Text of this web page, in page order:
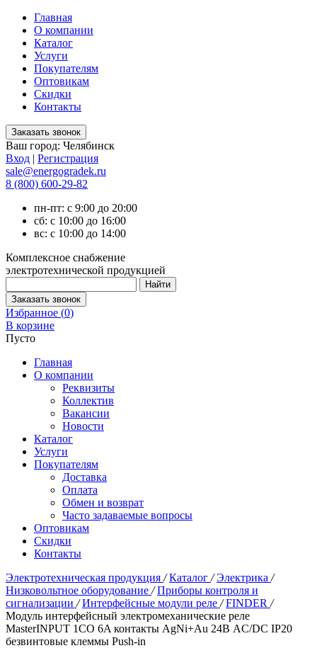
Главная
О компании
Каталог
Услуги
Покупателям
Оптовикам
Скидки
Контакты
Ваш город: Челябинск
Вход | Регистрация
sale@energogradek.ru
8 (800) 600-29-82
пн-пт: с 9:00 до 20:00
сб: с 10:00 до 16:00
вс: с 10:00 до 14:00
Комплексное снабжение
электротехнической продукцией
Избранное (0)
В корзине
Пусто
Главная
О компании
Реквизиты
Коллектив
Вакансии
Новости
Каталог
Услуги
Покупателям
Доставка
Оплата
Обмен и возврат
Часто задаваемые вопросы
Оптовикам
Скидки
Контакты
Электротехническая продукция / Каталог / Электрика /
Низковольтное оборудование / Приборы контроля и
сигнализации / Интерфейсные модули реле / FINDER /
Модуль интерфейсный электромеханические реле
MasterINPUT 1CO 6A контакты AgNi+Au 24В AC/DC IP20
безвинтовые клеммы Push-in